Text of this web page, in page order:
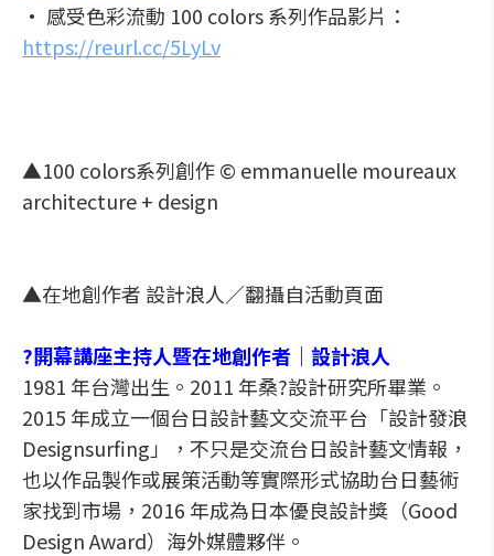
• 感受色彩流動 100 colors 系列作品影片：
https://reurl.cc/5LyLv
▲100 colors系列創作 © emmanuelle moureaux
architecture + design
▲在地創作者 設計浪人／翻攝自活動頁面
?開幕講座主持人暨在地創作者｜設計浪人
1981 年台灣出生。2011 年桑?設計研究所畢業。
2015 年成立一個台日設計藝文交流平台「設計發浪
Designsurfing」，不只是交流台日設計藝文情報，
也以作品製作或展策活動等實際形式協助台日藝術
家找到市場，2016 年成為日本優良設計獎（Good
Design Award）海外媒體夥伴。